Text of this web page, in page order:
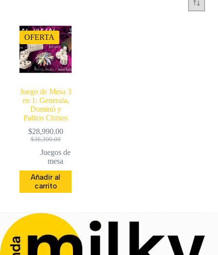
OFERTA
Juego de Mesa 3
en 1: Generala,
Dominó y
Palitos Chinos
$36,300.00
El
original
era:
$36,300.00.
$28,990.00
El
actual
es:
$28,990.00.
Juegos de
mesa
Añadir al
carrito